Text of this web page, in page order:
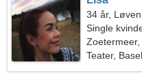
34 år, Løven
Single
Zoetermeer,
Teater,